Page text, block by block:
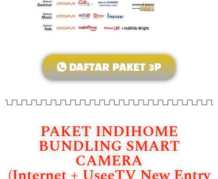
DAFTAR PAKET 3P
PAKET INDIHOME
BUNDLING SMART
CAMERA